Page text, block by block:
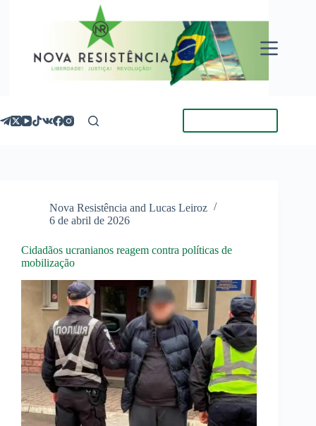
Nova Resistência and Lucas Leiroz
6 de abril de 2026
Cidadãos ucranianos reagem contra políticas de
mobilização